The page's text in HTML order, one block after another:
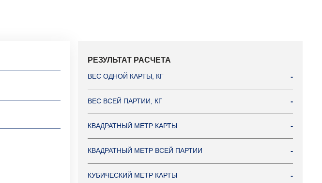
РЕЗУЛЬТАТ РАСЧЕТА
ВЕС ОДНОЙ КАРТЫ, КГ -
ВЕС ВСЕЙ ПАРТИИ, КГ -
КВАДРАТНЫЙ МЕТР КАРТЫ -
КВАДРАТНЫЙ МЕТР ВСЕЙ ПАРТИИ -
КУБИЧЕСКИЙ МЕТР КАРТЫ -